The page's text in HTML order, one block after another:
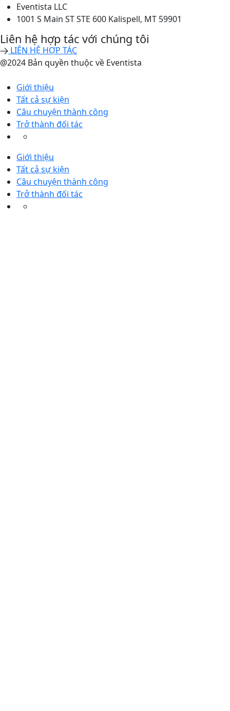
Eventista LLC
1001 S Main ST STE 600 Kalispell, MT 59901
Liên hệ hợp tác với chúng tôi
LIÊN HỆ HỢP TÁC
@2024 Bản quyền thuộc về Eventista
Giới thiệu
Tất cả sự kiện
Câu chuyện thành công
Trở thành đối tác
Giới thiệu
Tất cả sự kiện
Câu chuyện thành công
Trở thành đối tác